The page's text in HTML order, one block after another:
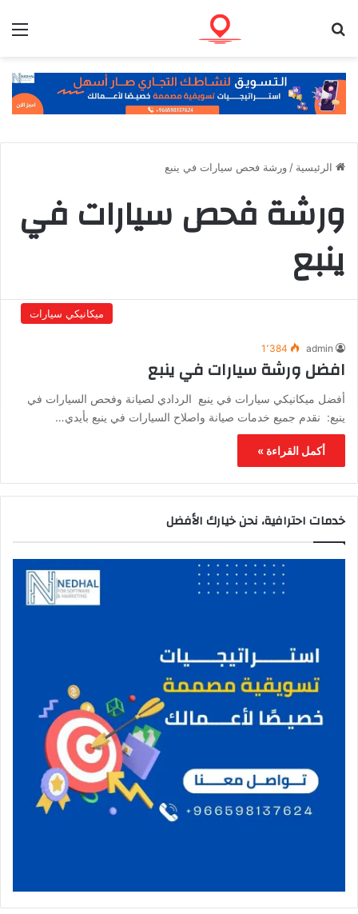
الرئيسية / ورشة فحص سيارات في ينبع
ورشة فحص سيارات في
ينبع
ميكانيكي سيارات
admin 1٬384
افضل ورشة سيارات في ينبع
أفضل ميكانيكي سيارات في ينبع الردادي لصيانة وفحص السيارات في
ينبع: نقدم جميع خدمات صيانة واصلاح السيارات في ينبع بأيدي…
أكمل القراءة »
خدمات احترافية، نحن خيارك الأفضل